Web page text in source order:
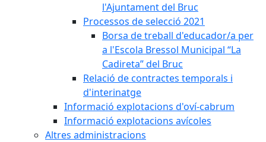
l'Ajuntament del Bruc
Processos de selecció 2021
Borsa de treball d'educador/a per
a l'Escola Bressol Municipal “La
Cadireta” del Bruc
Relació de contractes temporals i
d'interinatge
Informació explotacions d'oví-cabrum
Informació explotacions avícoles
Altres administracions